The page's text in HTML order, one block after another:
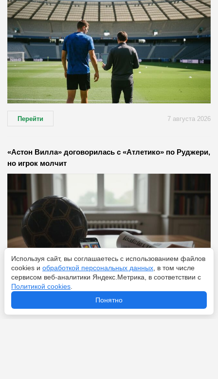
Перейти 7 августа 2026
«Астон Вилла» договорилась с «Атлетико» по Руджери,
но игрок молчит
Используя сайт, вы соглашаетесь с использованием файлов
cookies и обработкой персональных данных , в том числе
сервисом веб-аналитики Яндекс.Метрика, в соответствии с
Политикой cookies
Понятно